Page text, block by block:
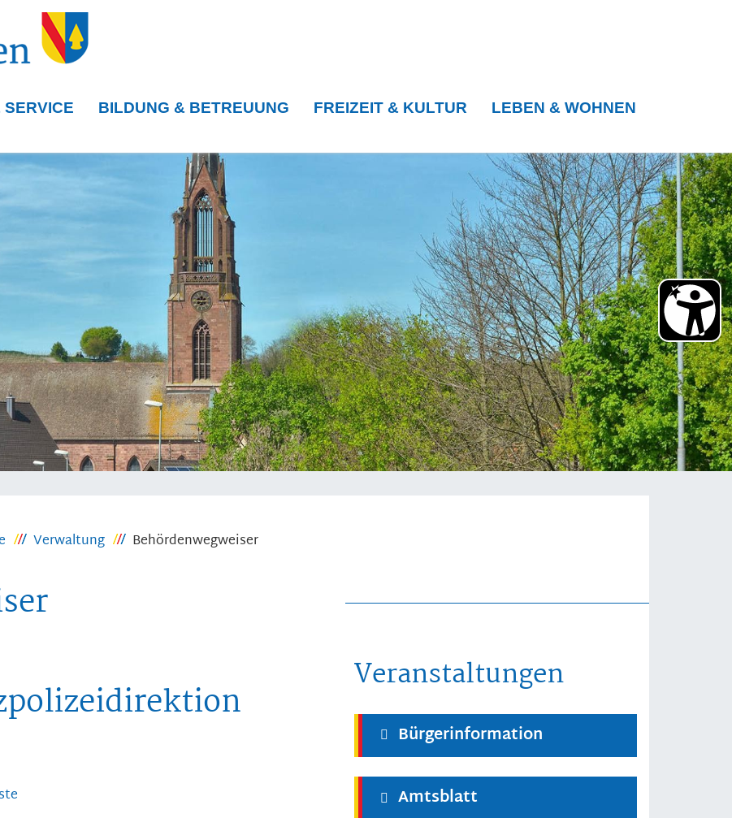
BILDUNG & BETREUUNG FREIZEIT & KULTUR LEBEN & WOHNEN
Verwaltung Behördenwegweiser
Veranstaltungen
Bürgerinformation
Amtsblatt